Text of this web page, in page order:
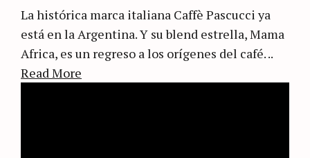
La histórica marca italiana Caffè Pascucci ya
está en la Argentina. Y su blend estrella, Mama
Africa, es un regreso a los orígenes del café. ..
Read More